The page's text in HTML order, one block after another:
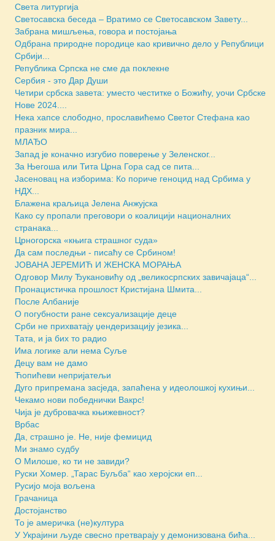
Света литургија
Светосавска беседа – Вратимо се Светосавском Завету...
Забрана мишљења, говора и постојања
Одбрана природне породице као кривично дело у Републици
Србији...
Република Српска не сме да поклекне
Сербия - это Дар Души
Четири србска завета: уместо честитке о Божићу, уочи Србске
Нове 2024....
Нека хапсе слободно, прославићемо Светог Стефана као
празник мира...
МЛАЂО
Запад је коначно изгубио поверење у Зеленског...
За Његоша или Тита Црна Гора сад се пита...
Јасеновац на изборима: Ко пориче геноцид над Србима у
НДХ...
Блажена краљица Јелена Анжујска
Како су пропали преговори о коалицији националних
странака...
Црногорска «књига страшног суда»
Да сам последњи - писаћу се Србином!
JОВАНА ЈЕРЕМИЋ И ЖЕНСКА МОРАЊА
Одговор Милу Ђукановићу од „великосрпских завичајаца“...
Пронацистичка прошлост Кристијана Шмита...
После Албаније
О погубности ране сексуализације деце
Срби не прихватају џендеризацију језика...
Тата, и ја бих то радио
Има логике али нема Суље
Децу вам не дамо
Ћопићеви непријатељи
Дуго припремана засједа, запаћена у идеолошкој кухињи...
Чекамо нови победнички Вакрс!
Чија је дубровачка књижевност?
Врбас
Да, страшно је. Не, није фемицид
Ми знамо судбу
О Милоше, ко ти не завиди?
Руски Хомер. „Тарас Буљба“ као херојски еп...
Русијо моја вољена
Грачаница
Достојанство
То је америчка (не)култура
У Украјини људе свесно претварају у демонизована бића...